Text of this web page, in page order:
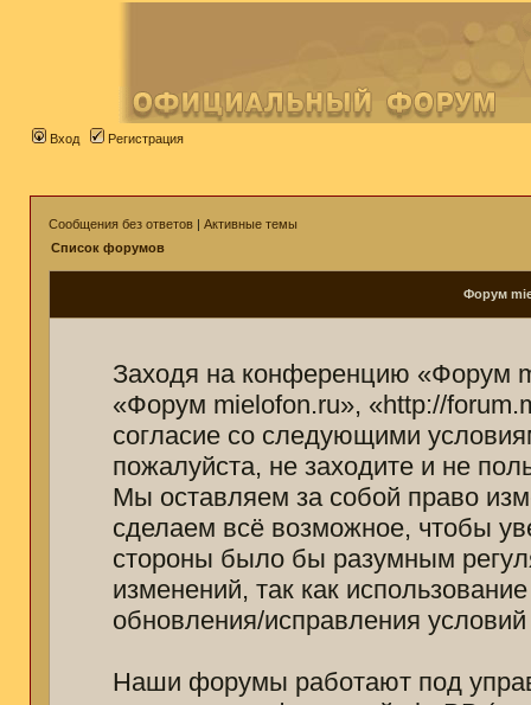
Вход Регистрация
Сообщения без ответов | Активные темы
Список форумов
Форум
Заходя на конференцию «Форум
«Форум mielofon.ru», «http://
согласие со следующими
пожалуйста, не заходите и не
Мы оставляем за собой право
сделаем всё возможное, чтобы
стороны было бы разумным
изменений, так как
обновления/исправления
Наши форумы работают под